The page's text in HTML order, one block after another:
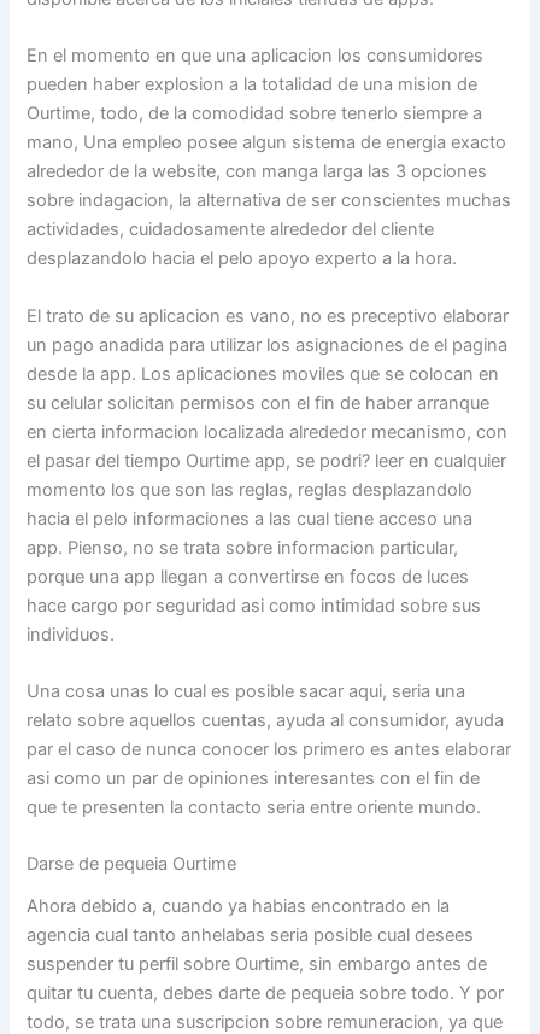
En el momento en que una aplicacion los consumidores
pueden haber explosion a la totalidad de una mision de
Ourtime, todo, de la comodidad sobre tenerlo siempre a
mano, Una empleo posee algun sistema de energia exacto
alrededor de la website, con manga larga las 3 opciones
sobre indagacion, la alternativa de ser conscientes muchas
actividades, cuidadosamente alrededor del cliente
desplazandolo hacia el pelo apoyo experto a la hora.
El trato de su aplicacion es vano, no es preceptivo elaborar
un pago anadida para utilizar los asignaciones de el pagina
desde la app. Los aplicaciones moviles que se colocan en
su celular solicitan permisos con el fin de haber arranque
en cierta informacion localizada alrededor mecanismo, con
el pasar del tiempo Ourtime app, se podri? leer en cualquier
momento los que son las reglas, reglas desplazandolo
hacia el pelo informaciones a las cual tiene acceso una
app. Pienso, no se trata sobre informacion particular,
porque una app llegan a convertirse en focos de luces
hace cargo por seguridad asi­ como intimidad sobre sus
individuos.
Una cosa unas lo cual es posible sacar aqui, seri­a una
relato sobre aquellos cuentas, ayuda al consumidor, ayuda
par el caso de nunca conocer los primero es antes elaborar
asi­ como un par de opiniones interesantes con el fin de
que te presenten la contacto seria entre oriente mundo.
Darse de pequeia Ourtime
Ahora debido a, cuando ya habias encontrado en la
agencia cual tanto anhelabas seri­a posible cual desees
suspender tu perfil sobre Ourtime, sin embargo antes de
quitar tu cuenta, debes darte de pequeia sobre todo. Y por
todo, se trata una suscripcion sobre remuneracion, ya que